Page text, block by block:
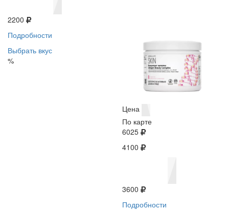
2200
Подробности
Выбрать вкус
%
Цена
По карте
6025
4100
3600
Подробности